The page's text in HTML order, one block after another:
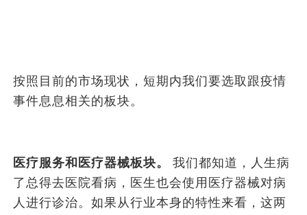
按照目前的市场现状，短期内我们要选取跟疫情
事件息息相关的板块。
医疗服务和医疗器械板块。
我们都知道，人生病
了总得去医院看病，医生也会使用医疗器械对病
人进行诊治。如果从行业本身的特性来看，这两